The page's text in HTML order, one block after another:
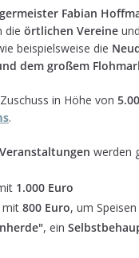
s
g
r
a
m
l n
Fabian
die ört­li­chen Ver­eine und
bei­spiels­weise die
dem gro­ßem
in Höhe von
.
wer­den
1.000 Euro
mit 800 Euro, um
, ein